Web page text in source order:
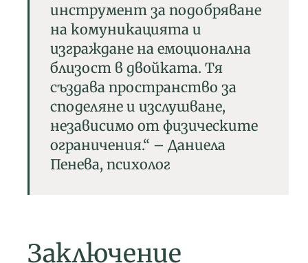
инструмент за подобряване
на комуникацията и
изграждане на емоционална
близост в двойката. Тя
създава пространство за
споделяне и изслушване,
независимо от физическите
ограничения.“ – Даниела
Пенева, психолог
Заключение